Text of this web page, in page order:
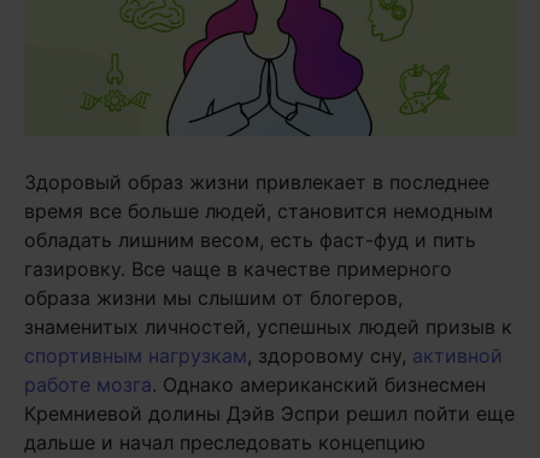
Здоровый образ жизни привлекает в последнее
время все больше людей, становится немодным
обладать лишним весом, есть фаст-фуд и пить
газировку. Все чаще в качестве примерного
образа жизни мы слышим от блогеров,
знаменитых личностей, успешных людей призыв к
спортивным нагрузкам, здоровому сну, активной
работе мозга. Однако американский бизнесмен
Кремниевой долины Дэйв Эспри решил пойти еще
дальше и начал преследовать концепцию